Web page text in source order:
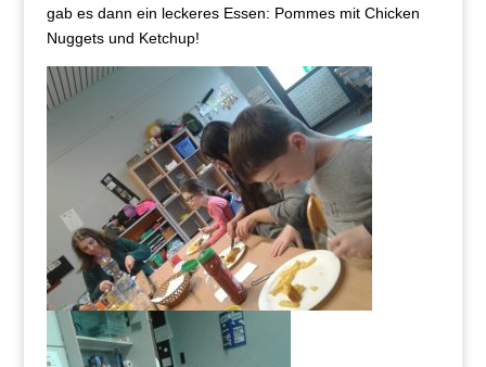
gab es dann ein leckeres Essen: Pommes mit Chicken
Nuggets und Ketchup!